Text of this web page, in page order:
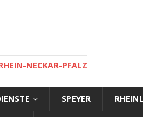
NECKAR-PFALZ
SPEYER